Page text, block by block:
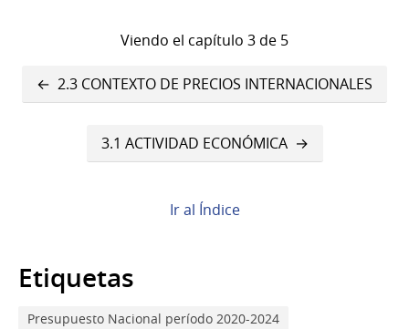
Viendo el capítulo 3 de 5
Enlaces
transversales
ESCENARIO
NACIONAL
2.3 CONTEXTO DE PRECIOS INTERNACIONALES
3.1 ACTIVIDAD ECONÓMICA
Ir al Índice
Etiquetas
Presupuesto Nacional período 2020-2024